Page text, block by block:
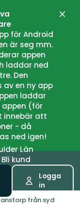
för Android
är seg mm.
appen
laddar ned
Den
en ny app
laddar
(för
innebär att
- då
ned igen!
Län
Bli kund
Logga
in
från syd